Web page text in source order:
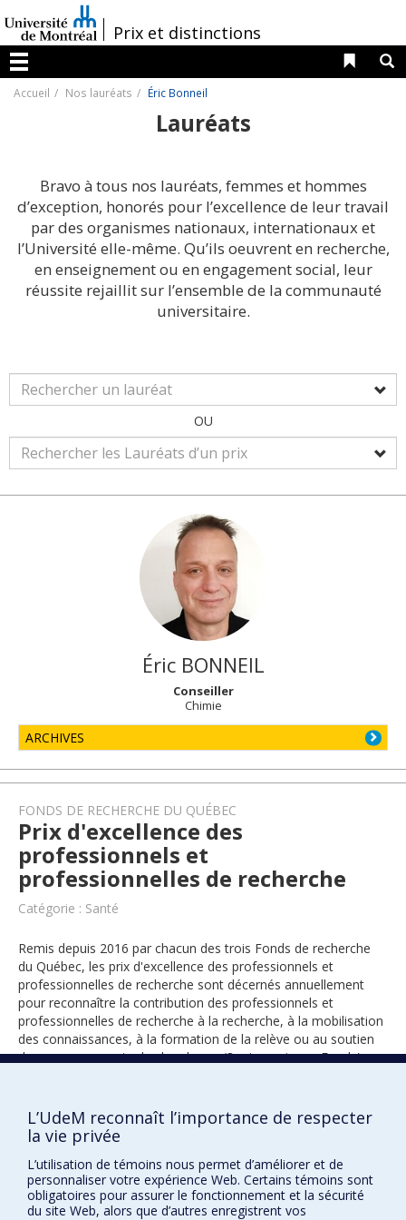
au
contenu
/Prix et distinctions
Menu
Liens
Accueil Nos lauréats Éric Bonneil
Lauréats
Bravo à tous nos lauréats, femmes et hommes
d’exception, honorés pour l’excellence de leur travail
par des organismes nationaux, internationaux et
l’Université elle-même. Qu’ils oeuvrent en recherche,
en enseignement ou en engagement social, leur
réussite rejaillit sur l’ensemble de la communauté
universitaire.
OU
Éric BONNEIL
Conseiller
Chimie
ARCHIVES
FONDS DE RECHERCHE DU QUÉBEC
Prix d'excellence des
professionnels et
professionnelles de recherche
Catégorie : Santé
Remis depuis 2016 par chacun des trois Fonds de recherche
du Québec, les prix d'excellence des professionnels et
professionnelles de recherche sont décernés annuellement
pour reconnaître la contribution des professionnels et
professionnelles de recherche à la recherche, à la mobilisation
des connaissances, à la formation de la relève ou au soutien
des regroupements de chercheurs (3 prix remis par Fonds).
2019
L’UdeM reconnaît l’importance de respecter
la vie privée
L’utilisation de témoins nous permet d’améliorer et de
personnaliser votre expérience Web. Certains témoins sont
obligatoires pour assurer le fonctionnement et la sécurité
du site Web, alors que d’autres enregistrent vos